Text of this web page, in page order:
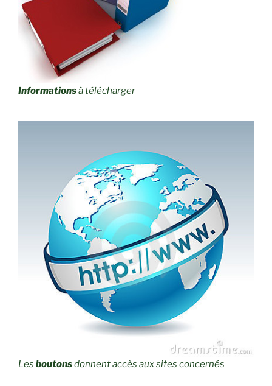
Informationsà télécharger
Les boutonsdonnent accès aux sites concernés